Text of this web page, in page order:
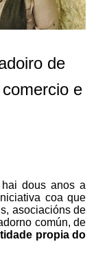
de
e
dous anos a
coa que
asociacións de
común, de
propia do